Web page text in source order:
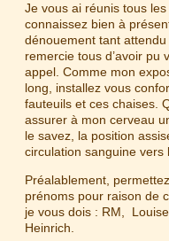
Je vous ai réunis tous
connaissez bien à
dénouement tant
remercie tous d’avoir pu
appel. Comme mon
long, installez vous
fauteuils et ces chaises.
assurer à mon cerveau
le savez, la position
circulation sanguine vers
Préalablement,
prénoms pour raison de
je vous dois : RM,
Heinrich.